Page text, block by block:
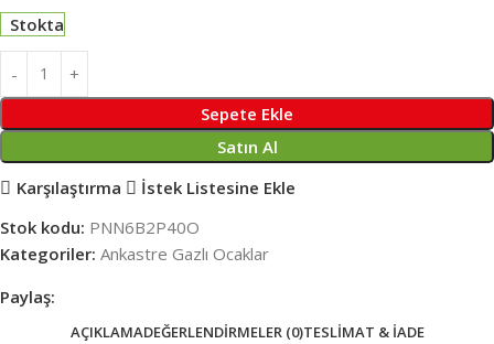
Stokta
Sepete Ekle
Satın Al
Karşılaştırma
İstek Listesine Ekle
Stok kodu: PNN6B2P40O
Kategoriler: Ankastre Gazlı Ocaklar
Paylaş:
AÇIKLAMADEĞERLENDIRMELER (0)TESLIMAT & İADE